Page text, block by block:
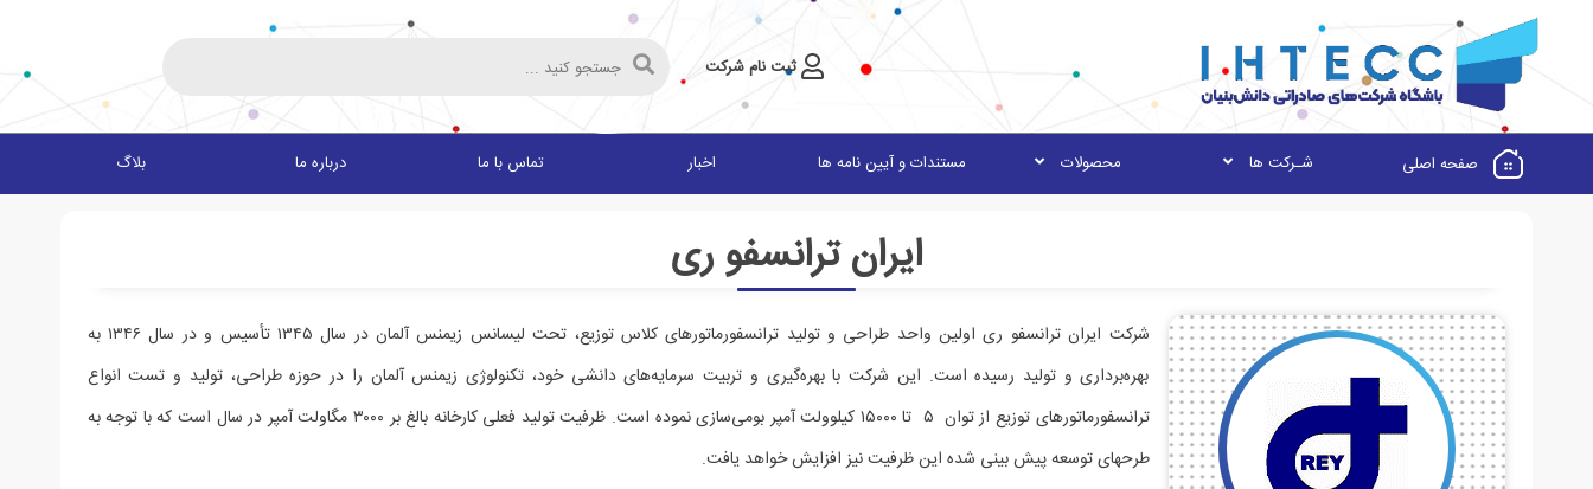
ثبت نام شرکت
صفحه اصلی شـرکت ها محصولات مستندات و آیین نامه ها اخبار تماس با ما درباره ما بلاگ
ایران ترانسفو ری
شرکت ایران ترانسفو ری اولین واحد طراحی و تولید ترانسفورماتورهای کلاس توزیع، تحت لیسانس زیمنس آلمان در سال ۱۳۴۵ تأسیس و در سال ۱۳۴۶ به
بهره‌برداری و تولید رسیده است. این شرکت با بهره‌گیری و تربیت سرمایه‌های دانشی خود، تکنولوژی زیمنس آلمان را در حوزه طراحی، تولید و تست انواع
ترانسفورماتورهای توزیع از توان ۵ تا ۱۵۰۰۰ کیلوولت آمپر بومی‌سازی نموده است. ظرفیت تولید فعلی کارخانه بالغ بر ۳۰۰۰ مگاولت آمپر در سال است که با توجه به
طرحهای توسعه پيش بينی شده این ظرفیت نیز افزایش خواهد یافت.